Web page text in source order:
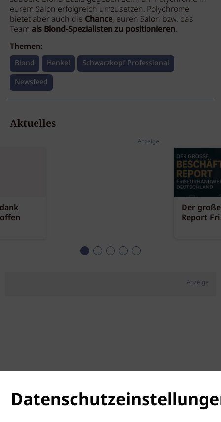
eurem Salon erfolgreich umzusetzen. Polychrome
bietet aber auch die Chance, euren Salon bzw. das
Team als Blond-Spezialisten zu positionieren.
Themen:
Blond Henkel
Schwarzkopf Professional
Newsfeed
Aktuelles
Anzeige
Der
Report
Anzeige